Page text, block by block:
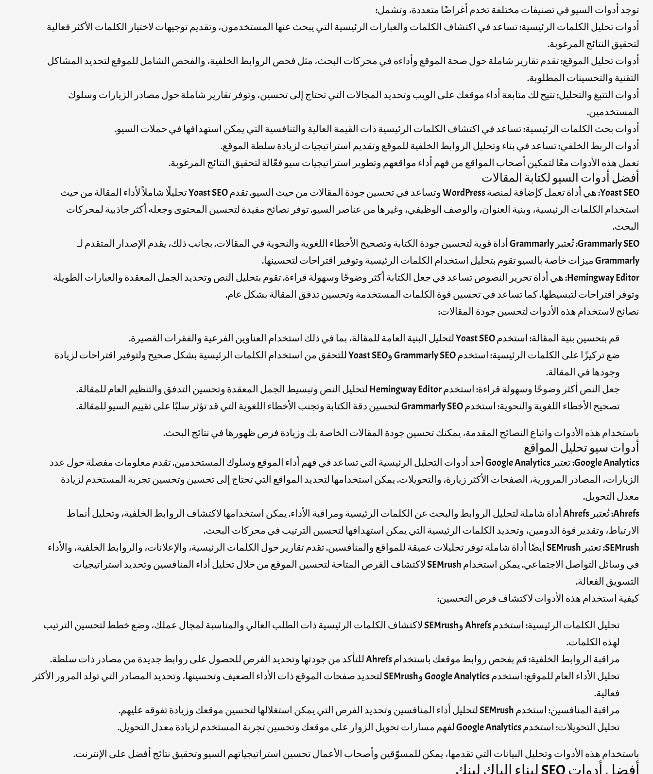
توجد أدوات السيو في تصنيفات مختلفة تخدم أغراضًا متعددة، وتشمل:
أدوات تحليل الكلمات الرئيسية: تساعد في اكتشاف الكلمات والعبارات الرئيسية التي يبحث عنها المستخدمون، وتقديم توجيهات لاختيار الكلمات الأكثر فعالية
لتحقيق النتائج المرغوبة.
أدوات تحليل الموقع: تقدم تقارير شاملة حول صحة الموقع وأداءه في محركات البحث، مثل فحص الروابط الخلفية، والفحص الشامل للموقع لتحديد المشاكل
التقنية والتحسينات المطلوبة.
أدوات التتبع والتحليل: تتيح لك متابعة أداء موقعك على الويب وتحديد المجالات التي تحتاج إلى تحسين، وتوفر تقارير شاملة حول مصادر الزيارات وسلوك
المستخدمين.
أدوات بحث الكلمات الرئيسية: تساعد في اكتشاف الكلمات الرئيسية ذات القيمة العالية والتنافسية التي يمكن استهدافها في حملات السيو.
أدوات الربط الخلفي: تساعد في بناء وتحليل الروابط الخلفية للموقع وتقديم استراتيجيات لزيادة سلطة الموقع.
تعمل هذه الأدوات معًا لتمكين أصحاب المواقع من فهم أداء مواقعهم وتطوير استراتيجيات سيو فعّالة لتحقيق النتائج المرغوبة.
أفضل أدوات السيو لكتابة المقالات
Yoast SEO
: هي أداة تعمل كإضافة لمنصة WordPress وتساعد في تحسين جودة المقالات من حيث السيو. تقدم Yoast SEO تحليلًا شاملاً لأداء المقالة من حيث
استخدام الكلمات الرئيسية، وبنية العنوان، والوصف الوظيفي، وغيرها من عناصر السيو. توفر نصائح مفيدة لتحسين المحتوى وجعله أكثر جاذبية لمحركات
البحث.
Grammarly SEO
: تُعتبر Grammarly أداة قوية لتحسين جودة الكتابة وتصحيح الأخطاء اللغوية والنحوية في المقالات. بجانب ذلك، يقدم الإصدار المتقدم لـ
Grammarly ميزات خاصة بالسيو تقوم بتحليل استخدام الكلمات الرئيسية وتوفير اقتراحات لتحسينها.
Hemingway Editor: هي أداة تحرير النصوص تساعد في جعل الكتابة أكثر وضوحًا وسهولة قراءة. تقوم بتحليل النص وتحديد الجمل المعقدة والعبارات الطويلة
وتوفر اقتراحات لتبسيطها. كما تساعد في تحسين قوة الكلمات المستخدمة وتحسين تدفق المقالة بشكل عام.
نصائح لاستخدام هذه الأدوات لتحسين جودة المقالات:
قم بتحسين بنية المقالة: استخدم Yoast SEO لتحليل البنية العامة للمقالة، بما في ذلك استخدام العناوين الفرعية والفقرات القصيرة.
ضع تركيزًا على الكلمات الرئيسية: استخدم Grammarly SEO وYoast SEO للتحقق من استخدام الكلمات الرئيسية بشكل صحيح ولتوفير اقتراحات لزيادة
وجودها في المقالة.
جعل النص أكثر وضوحًا وسهولة قراءة: استخدم Hemingway Editor لتحليل النص وتبسيط الجمل المعقدة وتحسين التدفق والتنظيم العام للمقالة.
تصحيح الأخطاء اللغوية والنحوية: استخدم Grammarly SEO لتحسين دقة الكتابة وتجنب الأخطاء اللغوية التي قد تؤثر سلبًا على تقييم السيو للمقالة.
باستخدام هذه الأدوات واتباع النصائح المقدمة، يمكنك تحسين جودة المقالات الخاصة بك وزيادة فرص ظهورها في نتائج البحث.
أدوات سيو تحليل المواقع
Google Analytics
: تعتبر Google Analytics أحد أدوات التحليل الرئيسية التي تساعد في فهم أداء الموقع وسلوك المستخدمين. تقدم معلومات مفصلة حول عدد
الزيارات، المصادر المرورية، الصفحات الأكثر زيارة، والتحويلات. يمكن استخدامها لتحديد المواقع التي تحتاج إلى تحسين وتحسين تجربة المستخدم لزيادة
معدل التحويل.
Ahrefs
: تُعتبر Ahrefs أداة شاملة لتحليل الروابط والبحث عن الكلمات الرئيسية ومراقبة الأداء. يمكن استخدامها لاكتشاف الروابط الخلفية، وتحليل أنماط
الارتباط، وتقدير قوة الدومين، وتحديد الكلمات الرئيسية التي يمكن استهدافها لتحسين الترتيب في محركات البحث.
SEMrush
: تعتبر SEMrush أيضًا أداة شاملة توفر تحليلات عميقة للمواقع والمنافسين. تقدم تقارير حول الكلمات الرئيسية، والإعلانات، والروابط الخلفية، والأداء
في وسائل التواصل الاجتماعي. يمكن استخدام SEMrush لاكتشاف الفرص المتاحة لتحسين الموقع من خلال تحليل أداء المنافسين وتحديد استراتيجيات
التسويق الفعالة.
كيفية استخدام هذه الأدوات لاكتشاف فرص التحسين:
تحليل الكلمات الرئيسية
: استخدم Ahrefs وSEMrush لاكتشاف الكلمات الرئيسية ذات الطلب العالي والمناسبة لمجال عملك، وضع خطط لتحسين الترتيب
لهذه الكلمات.
مراقبة الروابط الخلفية: قم بفحص روابط موقعك باستخدام Ahrefs للتأكد من جودتها وتحديد الفرص للحصول على روابط جديدة من مصادر ذات سلطة.
تحليل الأداء العام للموقع
: استخدم Google Analytics وSEMrush لتحديد صفحات الموقع ذات الأداء الضعيف وتحسينها، وتحديد المصادر التي تولد المرور الأكثر
فعالية.
مراقبة المنافسين: استخدم SEMrush لتحليل أداء المنافسين وتحديد الفرص التي يمكن استغلالها لتحسين موقعك وزيادة تفوقه عليهم.
تحليل التحويلات: استخدم Google Analytics لفهم مسارات تحويل الزوار على موقعك وتحسين تجربة المستخدم لزيادة معدل التحويل.
باستخدام هذه الأدوات وتحليل البيانات التي تقدمها، يمكن للمسوّقين وأصحاب الأعمال تحسين استراتيجياتهم السيو وتحقيق نتائج أفضل على الإنترنت.